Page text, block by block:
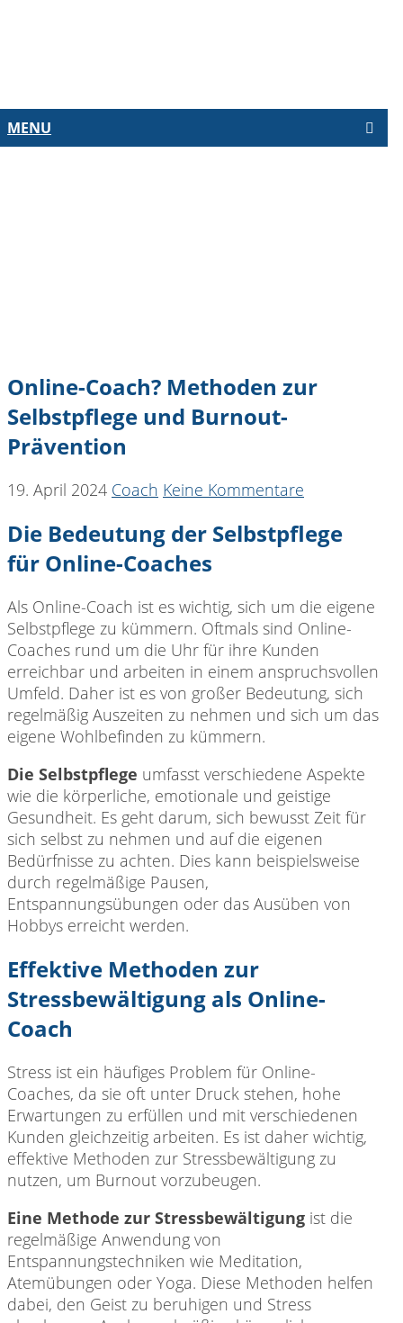
MENU
Online-Coach? Methoden zur
Selbstpflege und Burnout-
Prävention
19. April 2024 Coach Keine Kommentare
Die Bedeutung der Selbstpflege
für Online-Coaches
Als Online-Coach ist es wichtig, sich um die eigene
Selbstpflege zu kümmern. Oftmals sind Online-
Coaches rund um die Uhr für ihre Kunden
erreichbar und arbeiten in einem anspruchsvollen
Umfeld. Daher ist es von großer Bedeutung, sich
regelmäßig Auszeiten zu nehmen und sich um das
eigene Wohlbefinden zu kümmern.
Die Selbstpflege umfasst verschiedene Aspekte
wie die körperliche, emotionale und geistige
Gesundheit. Es geht darum, sich bewusst Zeit für
sich selbst zu nehmen und auf die eigenen
Bedürfnisse zu achten. Dies kann beispielsweise
durch regelmäßige Pausen,
Entspannungsübungen oder das Ausüben von
Hobbys erreicht werden.
Effektive Methoden zur
Stressbewältigung als Online-
Coach
Stress ist ein häufiges Problem für Online-
Coaches, da sie oft unter Druck stehen, hohe
Erwartungen zu erfüllen und mit verschiedenen
Kunden gleichzeitig arbeiten. Es ist daher wichtig,
effektive Methoden zur Stressbewältigung zu
nutzen, um Burnout vorzubeugen.
Eine Methode zur Stressbewältigung ist die
regelmäßige Anwendung von
Entspannungstechniken wie Meditation,
Atemübungen oder Yoga. Diese Methoden helfen
dabei, den Geist zu beruhigen und Stress